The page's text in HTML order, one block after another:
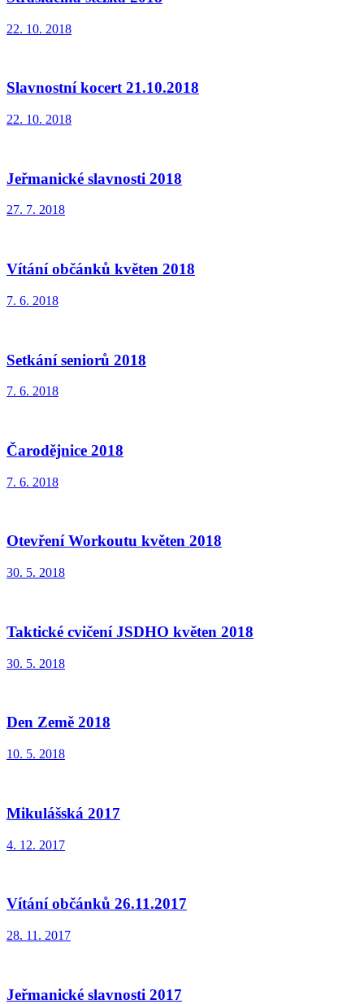
22. 10. 2018
Slavnostní kocert 21.10.2018
22. 10. 2018
Jeřmanické slavnosti 2018
27. 7. 2018
Vítání občánků květen 2018
7. 6. 2018
Setkání seniorů 2018
7. 6. 2018
Čarodějnice 2018
7. 6. 2018
Otevření Workoutu květen 2018
30. 5. 2018
Taktické cvičení JSDHO květen 2018
30. 5. 2018
Den Země 2018
10. 5. 2018
Mikulášská 2017
4. 12. 2017
Vítání občánků 26.11.2017
28. 11. 2017
Jeřmanické slavnosti 2017